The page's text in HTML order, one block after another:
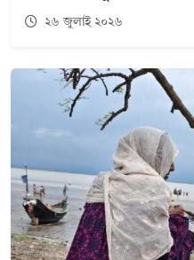
২৬ জুলাই ২০২৬